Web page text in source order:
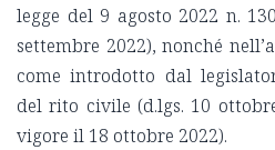
legge del 9 agosto 2022 n.
settembre 2022), nonché
come introdotto dal
del rito civile (d.lgs. 10
vigore il 18 ottobre 2022).